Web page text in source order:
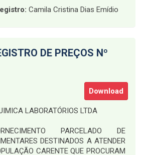
Camila Cristina Dias Emídio
DE PREÇOS Nº
Download
LABORATÓRIOS LTDA
PARCELADO DE
DESTINADOS A ATENDER
CARENTE QUE PROCURAM